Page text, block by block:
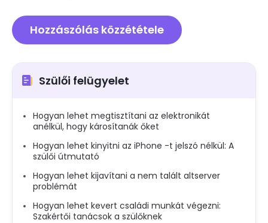
Szülői felügyelet
Hogyan lehet megtisztítani az elektronikát
anélkül, hogy károsítanák őket
Hogyan lehet kinyitni az iPhone -t jelszó nélkül: A
szülői útmutató
Hogyan lehet kijavítani a nem talált altserver
problémát
Hogyan lehet kevert családi munkát végezni:
Szakértői tanácsok a szülőknek